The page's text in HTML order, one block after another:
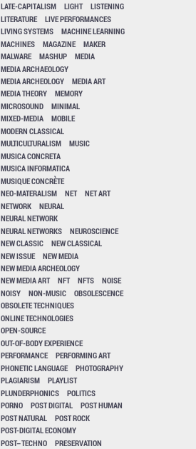
LATE-CAPITALISM
LIGHT
LISTENING
LITERATURE
LIVE PERFORMANCES
LIVING SYSTEMS
MACHINE LEARNING
MACHINES
MAGAZINE
MAKER
MALWARE
MASHUP
MEDIA
MEDIA ARCHAEOLOGY
MEDIA ARCHEOLOGY
MEDIA ART
MEDIA THEORY
MEMORY
MICROSOUND
MINIMAL
MIXED-MEDIA
MOBILE
MODERN CLASSICAL
MULTICULTURALISM
MUSIC
MUSICA CONCRETA
MUSICA INFORMATICA
MUSIQUE CONCRÈTE
NEO-MATERALISM
NET
NET ART
NETWORK
NEURAL
NEURAL NETWORK
NEURAL NETWORKS
NEUROSCIENCE
NEW CLASSIC
NEW CLASSICAL
NEW ISSUE
NEW MEDIA
NEW MEDIA ARCHEOLOGY
NEW MEDIA ART
NFT NFTS
NOISE
NOISY
NON-MUSIC
OBSOLESCENCE
OBSOLETE TECHNIQUES
ONLINE TECHNOLOGIES
OPEN-SOURCE
OUT-OF-BODY EXPERIENCE
PERFORMANCE
PERFORMING ART
PHONETIC LANGUAGE
PHOTOGRAPHY
PLAGIARISM
PLAYLIST
PLUNDERPHONICS
POLITICS
PORNO
POST DIGITAL
POST HUMAN
POST NATURAL
POST ROCK
POST-DIGITAL ECONOMY
POST–TECHNO
PRESERVATION